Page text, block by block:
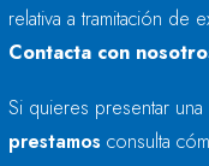
relativa a tramitación de
Contacta con
Si quieres presentar una
prestamos consulta